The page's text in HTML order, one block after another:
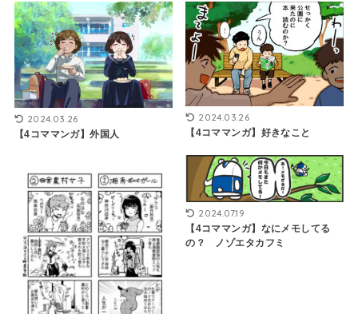
2024.03.26
【4コママンガ】外国人
2024.03.26
【4コママンガ】好きなこと
2024.07.19
【4コママンガ】なにメモしてる
の？ ノゾエタカフミ